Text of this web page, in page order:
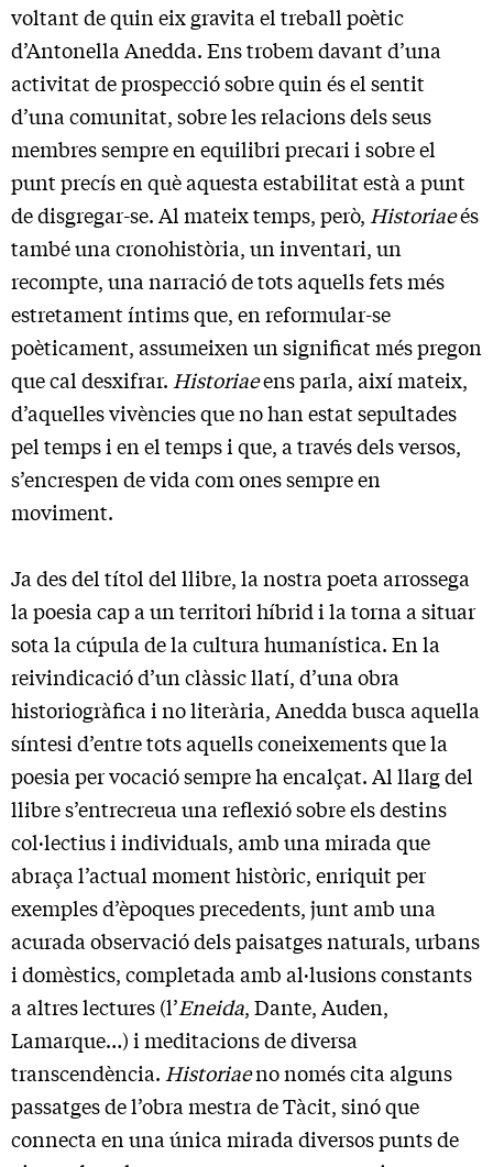
voltant de quin eix gravita el treball poètic
d’Antonella Anedda. Ens trobem davant d’una
activitat de prospecció sobre quin és el sentit
d’una comunitat, sobre les relacions dels seus
membres sempre en equilibri precari i sobre el
punt precís en què aquesta estabilitat està a punt
de disgregar-se. Al mateix temps, però, Historiaeés
també una cronohistòria, un inventari, un
recompte, una narració de tots aquells fets més
estretament íntims que, en reformular-se
poèticament, assumeixen un significat més pregon
que cal desxifrar. Historiaeens parla, així mateix,
d’aquelles vivències que no han estat sepultades
pel temps i en el temps i que, a través dels versos,
s’encrespen de vida com ones sempre en
moviment.
Ja des del títol del llibre, la nostra poeta arrossega
la poesia cap a un territori híbrid i la torna a situar
sota la cúpula de la cultura humanística. En la
reivindicació d’un clàssic llatí, d’una obra
historiogràfica i no literària, Anedda busca aquella
síntesi d’entre tots aquells coneixements que la
poesia per vocació sempre ha encalçat. Al llarg del
llibre s’entrecreua una reflexió sobre els destins
col·lectius i individuals, amb una mirada que
abraça l’actual moment històric, enriquit per
exemples d’èpoques precedents, junt amb una
acurada observació dels paisatges naturals, urbans
i domèstics, completada amb al·lusions constants
a altres lectures (l’Eneida, Dante, Auden,
Lamarque…) i meditacions de diversa
transcendència. Historiaeno només cita alguns
passatges de l’obra mestra de Tàcit, sinó que
connecta en una única mirada diversos punts de